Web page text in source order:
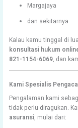
Margajaya
dan sekitarnya
Kalau kamu tinggal di
konsultasi hukum
821-1154-6069, dan
Kami Spesialis
Pengalaman kami
tidak perlu diragukan.
asuransi, mulai dari: